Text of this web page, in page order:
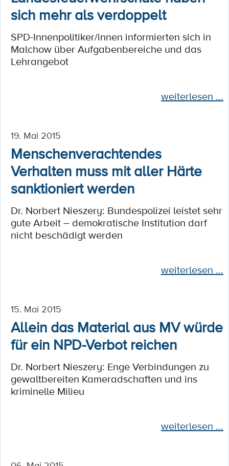
sich mehr als verdoppelt
SPD-Innenpolitiker/innen informierten sich in
Malchow über Aufgabenbereiche und das
Lehrangebot
weiterlesen ...
19. Mai 2015
Menschenverachtendes
Verhalten muss mit aller Härte
sanktioniert werden
Dr. Norbert Nieszery: Bundespolizei leistet sehr
gute Arbeit – demokratische Institution darf
nicht beschädigt werden
weiterlesen ...
15. Mai 2015
Allein das Material aus MV würde
für ein NPD-Verbot reichen
Dr. Norbert Nieszery: Enge Verbindungen zu
gewaltbereiten Kameradschaften und ins
kriminelle Milieu
weiterlesen ...